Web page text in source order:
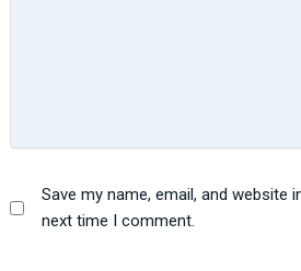
Save my name, email, and website
next time I comment.